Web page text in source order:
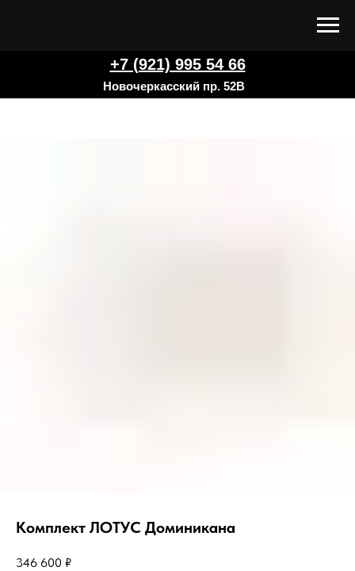
+7 (921) 995 54 66
Новочеркасский пр. 52В
Комплект ЛОТУС Доминикана
346 600 ₽